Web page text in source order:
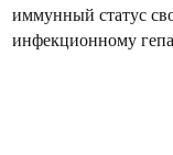
иммунный статус
инфекционному